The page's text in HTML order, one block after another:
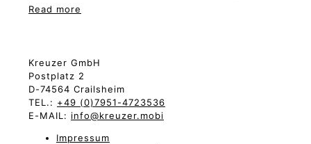
Read more
Kreuzer GmbH
Postplatz 2
D-74564 Crailsheim
TEL.: +49 (0)7951-4723536
E-MAIL: info@kreuzer.mobi
Impressum